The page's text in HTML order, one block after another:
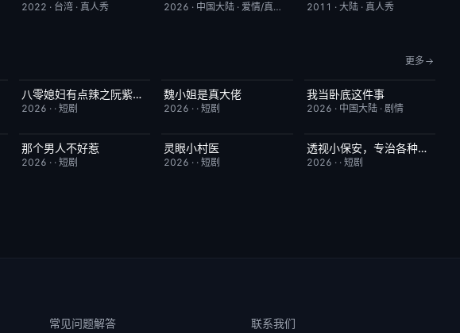
2022 · 台湾· 真人秀 2026 · 中国大陆 · 爱情/真人秀 2011 · 大陆· 真人秀
更多
完结 5.0八零媳妇有点辣之阮紫依的书中梦
2026 · · 短剧
完结
魏小姐是真大佬
2026 · ·短剧
已完结
我当卧底这件事
2026 · 中国大陆· 剧情
完结
那个男人不好惹
2026 · · 短剧
完结
灵眼小村医
2026 · ·短剧
完结 9.0透视小保安，专治各种不服
2026 · · 短剧
常见问题解答 联系我们